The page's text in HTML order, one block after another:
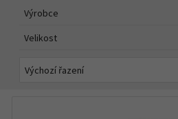
Výrobce
Velikost